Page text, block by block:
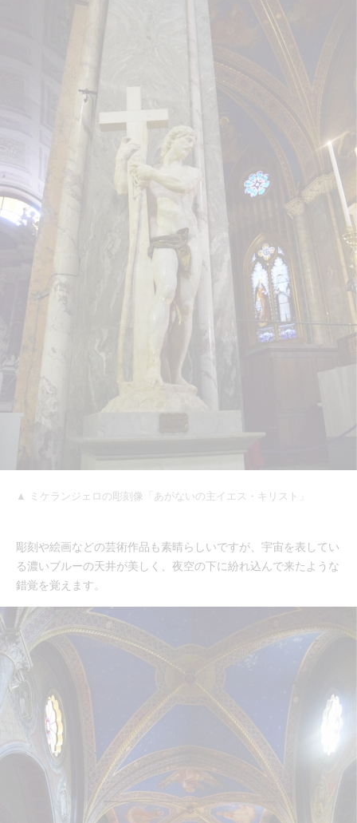
▲ ミケランジェロの彫刻像「あがないの主イエス・キリスト」
彫刻や絵画などの芸術作品も素晴らしいですが、宇宙を表してい
る濃いブルーの天井が美しく、夜空の下に紛れ込んで来たような
錯覚を覚えます。